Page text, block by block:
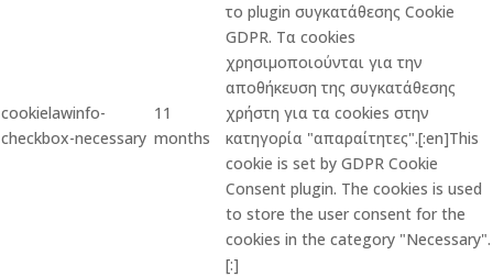
cookielawinfo-
checkbox-necessary
11
months
το plugin συγκατάθεσης Cookie
GDPR. Τα cookies
χρησιμοποιούνται για την
αποθήκευση της συγκατάθεσης
χρήστη για τα cookies στην
κατηγορία "απαραίτητες".[:en]This
cookie is set by GDPR Cookie
Consent plugin. The cookies is used
to store the user consent for the
cookies in the category "Necessary".
[:]